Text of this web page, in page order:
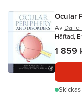
Ocular
Av
Häftad,
1 859
Skickas